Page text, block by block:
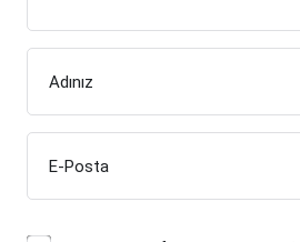
Adınız
E-Posta